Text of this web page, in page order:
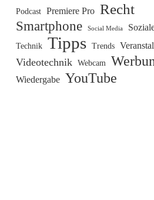
Podcast Premiere Pro Recht
Smartphone Social Media
Technik Tipps Trends
Videotechnik Webcam
Wiedergabe YouTube